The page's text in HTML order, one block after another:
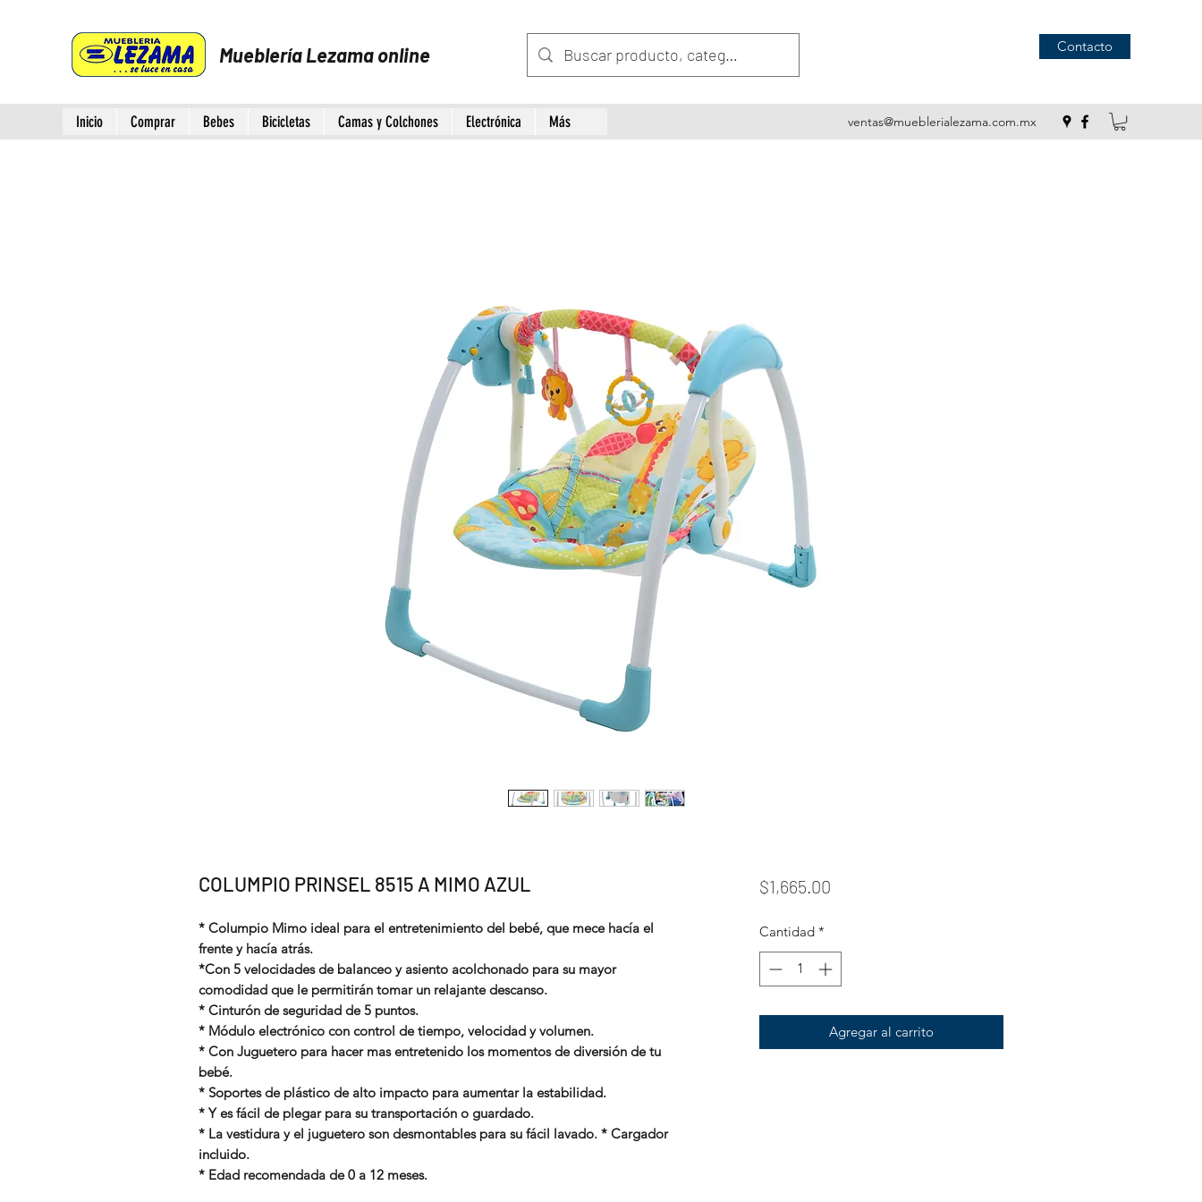
Mueblería Lezama online Contacto
Inicio Comprar Bebes Bicicletas Camas y Colchones Electrónica Más ventas@mueblerialezama.com.mx
COLUMPIO PRINSEL 8515 A MIMO AZUL
* Columpio Mimo ideal para el entretenimiento del bebé, que mece hací­a el
frente y hací­a atrás.
*Con 5 velocidades de balanceo y asiento acolchonado para su mayor
comodidad que le permitirán tomar un relajante descanso.
* Cinturón de seguridad de 5 puntos.
* Módulo electrónico con control de tiempo, velocidad y volumen.
* Con Juguetero para hacer mas entretenido los momentos de diversión de tu
bebé.
* Soportes de plástico de alto impacto para aumentar la estabilidad.
* Y es fácil de plegar para su transportación o guardado.
* La vestidura y el juguetero son desmontables para su fácil lavado. * Cargador
incluido.
* Edad recomendada de 0 a 12 meses.
$1,665.00Precio
Cantidad *
Agregar al carrito